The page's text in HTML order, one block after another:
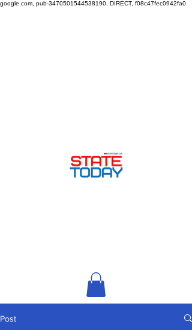
google.com, pub-3470501544538190, DIRECT, f08c47fec0942fa0
Post